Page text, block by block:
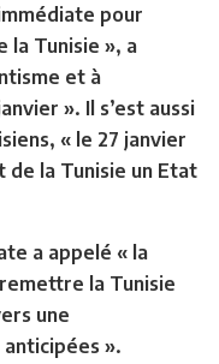
pour
la Tunisie », a
et à
». Il s’est aussi
« le 27 janvier
la Tunisie un Etat
a appelé « la
la Tunisie
une
».